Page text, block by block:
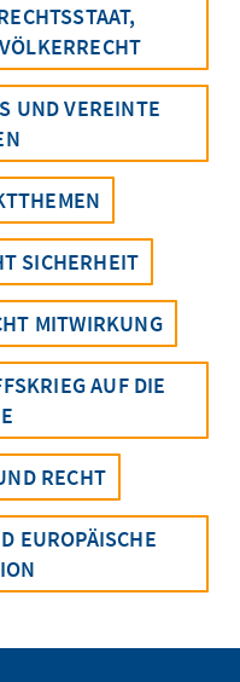
UND VEREINTE
SICHERHEIT
MITWIRKUNG
AUF DIE
RECHT
EUROPÄISCHE